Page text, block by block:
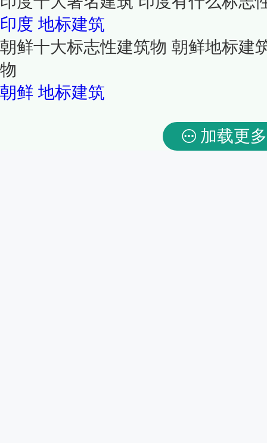
印度 地标建筑
朝鲜十大标志性建筑物 朝鲜地标建
物
朝鲜 地标建筑
加载更多